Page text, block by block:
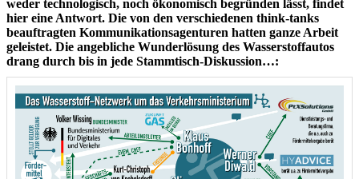
weder technologisch, noch ökonomisch begründen lässt, findet
hier eine Antwort. Die von den verschiedenen think-tanks
beauftragten Kommunikationsagenturen hatten ganze Arbeit
geleistet. Die angebliche Wunderlösung des Wasserstoffautos
drang durch bis in jede Stammtisch-Diskussion…: